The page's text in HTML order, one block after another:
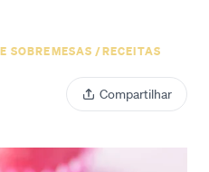
SOBREMESAS /RECEITAS
Compartilhar